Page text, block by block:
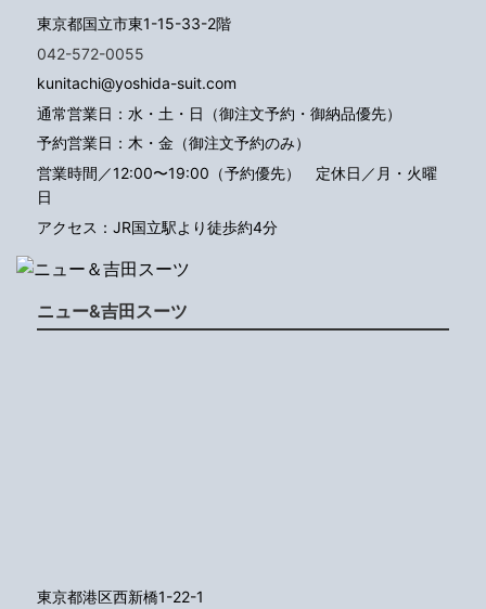
東京都国立市東1-15-33-2階
042-572-0055
kunitachi@yoshida-suit.com
通常営業日：水・土・日（御注文予約・御納品優先）
予約営業日：木・金（御注文予約のみ）
営業時間／12:00〜19:00（予約優先） 定休日／月・火曜
日
アクセス：JR国立駅より徒歩約4分
ニュー&吉田スーツ
東京都港区西新橋1-22-1